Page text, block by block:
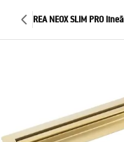
REA NEOX SLIM PRO